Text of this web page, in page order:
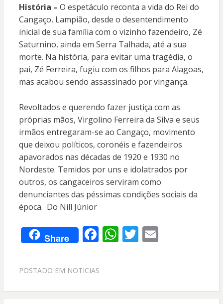
História – O espetáculo reconta a vida do Rei do
Cangaço, Lampião, desde o desentendimento
inicial de sua família com o vizinho fazendeiro, Zé
Saturnino, ainda em Serra Talhada, até a sua
morte. Na história, para evitar uma tragédia, o
pai, Zé Ferreira, fugiu com os filhos para Alagoas,
mas acabou sendo assassinado por vingança.
Revoltados e querendo fazer justiça com as
próprias mãos, Virgolino Ferreira da Silva e seus
irmãos entregaram-se ao Cangaço, movimento
que deixou políticos, coronéis e fazendeiros
apavorados nas décadas de 1920 e 1930 no
Nordeste. Temidos por uns e idolatrados por
outros, os cangaceiros serviram como
denunciantes das péssimas condições sociais da
época. Do Nill Júnior
Share F
e
o
W
A
T E
POSTADO EM NOTICIAS